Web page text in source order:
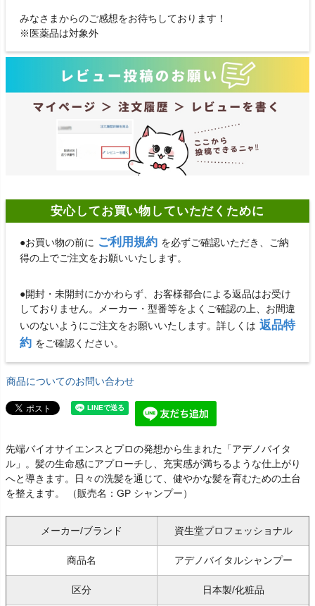
みなさまからのご感想をお待ちしております！
※医薬品は対象外
安心してお買い物していただくために
●お買い物の前に ご利用規約 を必ずご確認いただき、ご納
得の上でご注文をお願いいたします。
●開封・未開封にかかわらず、お客様都合による返品はお受け
しておりません。メーカー・型番等をよくご確認の上、お間違
いのないようにご注文をお願いいたします。詳しくは 返品特
約 をご確認ください。
商品についてのお問い合わせ
先端バイオサイエンスとプロの発想から生まれた「アデノバイタ
ル」。髪の生命感にアプローチし、充実感が満ちるような仕上がり
へと導きます。日々の洗髪を通じて、健やかな髪を育むための土台
を整えます。 （販売名：GP シャンプー）
メーカー/ブランド 資生堂プロフェッショナル
商品名 アデノバイタルシャンプー
区分 日本製/化粧品